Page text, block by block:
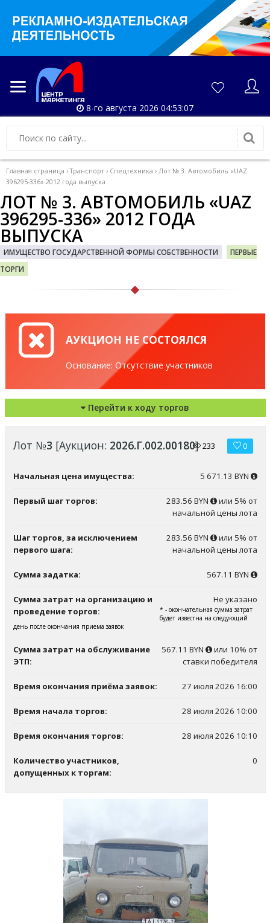
8-го августа 2026 04:53:08
Главная страница › Транспорт › Спецтехника › Лот № 3. Автомобиль «UAZ
396295-336» 2012 года выпуска
ЛОТ № 3. АВТОМОБИЛЬ «UAZ
396295-336» 2012 ГОДА
ВЫПУСКА
ИМУЩЕСТВО ГОСУДАРСТВЕННОЙ ФОРМЫ СОБСТВЕННОСТИ
ПЕРВЫЕ
ТОРГИ
АУКЦИОН НЕ СОСТОЯЛСЯ
Основание: Отсутствие участников
Перейти к ходу торгов
Лот №3 [Аукцион: 2026.Г.002.00180] 233 0
Начальная цена имущества: 5 671.13 BYN
Первый шаг торгов: 283.56 BYN
или 5% от
начальной цены лота
Шаг торгов, за исключением
первого шага:
283.56 BYN
или 5% от
начальной цены лота
Сумма задатка: 567.11 BYN
Сумма затрат на организацию и
проведение торгов:
Не указано
* - окончательная сумма затрат
будет известна на следующий
день после окончания приема заявок
Сумма затрат на обслуживание
ЭТП:
567.11 BYN
или 10% от
ставки победителя
Время окончания приёма заявок: 27 июля 2026 16:00
Время начала торгов: 28 июля 2026 10:00
Время окончания торгов: 28 июля 2026 10:10
Количество участников,
допущенных к торгам:
0